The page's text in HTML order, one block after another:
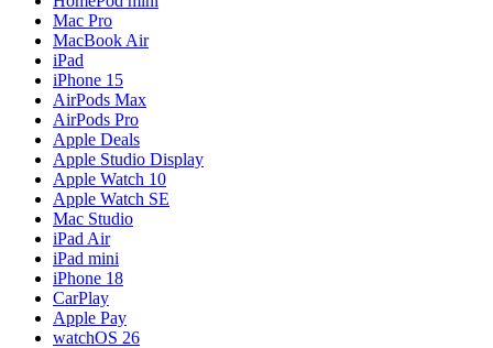
Mac Pro
MacBook Air
iPad
iPhone 15
AirPods Max
AirPods Pro
Apple Deals
Apple Studio Display
Apple Watch 10
Apple Watch SE
Mac Studio
iPad Air
iPad mini
iPhone 18
CarPlay
Apple Pay
watchOS 26